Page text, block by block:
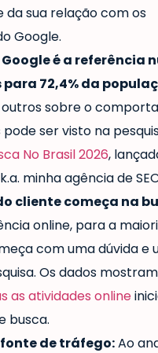
sua relação com os
Google.
é a referência
para 72,4% da
outros sobre o
pode ser visto na
No Brasil 2026,
minha agência de
cliente começa na
online, para a
com uma dúvida e
Os dados
as atividades online
busca.
de tráfego:Ao